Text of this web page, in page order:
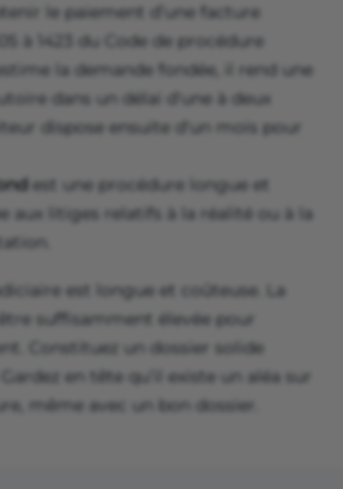
le paiement d’une facture
à 1423 du Code de procédure
la demande fondée, il rend une
dans un délai d'une à deux
dispose ensuite d'un mois pour
est une procédure longue et
aux litiges relatifs à la réalité ou à la
est longue et coûteuse. La
suffisamment élevée pour
Constituez un dossier solide
en tête qu’il existe un aléa sur
même avec un bon dossier.